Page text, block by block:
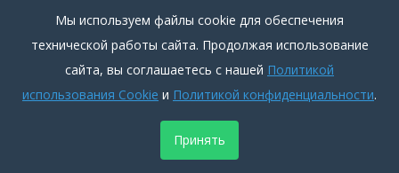
Положительные стороны
Пару месяцев назад переехали. Квартиру подбирали долго,
тщательно. Сразу могу отметить, что агентство у них
работает хорошо. Дом красивый, площадка детская
Мы используем файлы cookie для обеспечения
технической работы сайта. Продолжая использование
сайта, вы соглашаетесь с нашей Политикой
использования Cookie и Политикой конфиденциальности.
Принять